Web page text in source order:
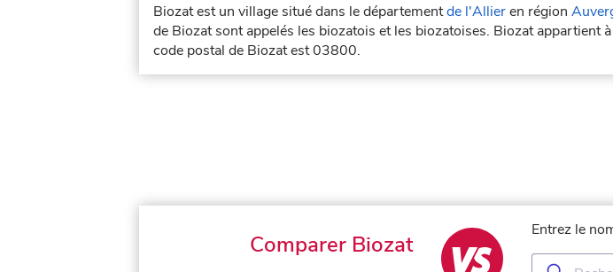
Biozat est un village situé dans le départementde l'Allieren région
de Biozat sont appelés les biozatois et les biozatoises. Biozat appartient
code postal de Biozat est 03800.
Comparer Biozat
Entrez le